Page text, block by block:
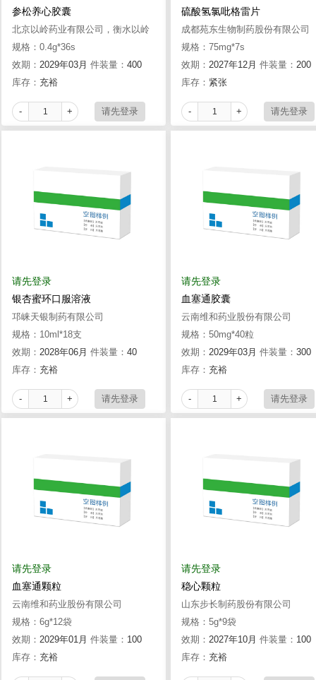
参松养心胶囊
北京以岭药业有限公司，衡水以岭
药业有限公司
规格：0.4g*36s
效期： 2029年03月 件装量： 400
库存： 充裕
- +
硫酸氢氯吡格雷片
成都苑东生物制药股份有限公司
规格：75mg*7s
效期： 2027年12月 件装量： 200
库存： 紧张
- +
请先登录
银杏蜜环口服溶液
邛崃天银制药有限公司
规格：10ml*18支
效期： 2028年06月 件装量： 40
库存： 充裕
- +
请先登录
血塞通胶囊
云南维和药业股份有限公司
规格：50mg*40粒
效期： 2029年03月 件装量： 300
库存： 充裕
- +
请先登录
血塞通颗粒
云南维和药业股份有限公司
规格：6g*12袋
效期： 2029年01月 件装量： 100
库存： 充裕
请先登录
稳心颗粒
山东步长制药股份有限公司
规格：5g*9袋
效期： 2027年10月 件装量： 100
库存： 充裕